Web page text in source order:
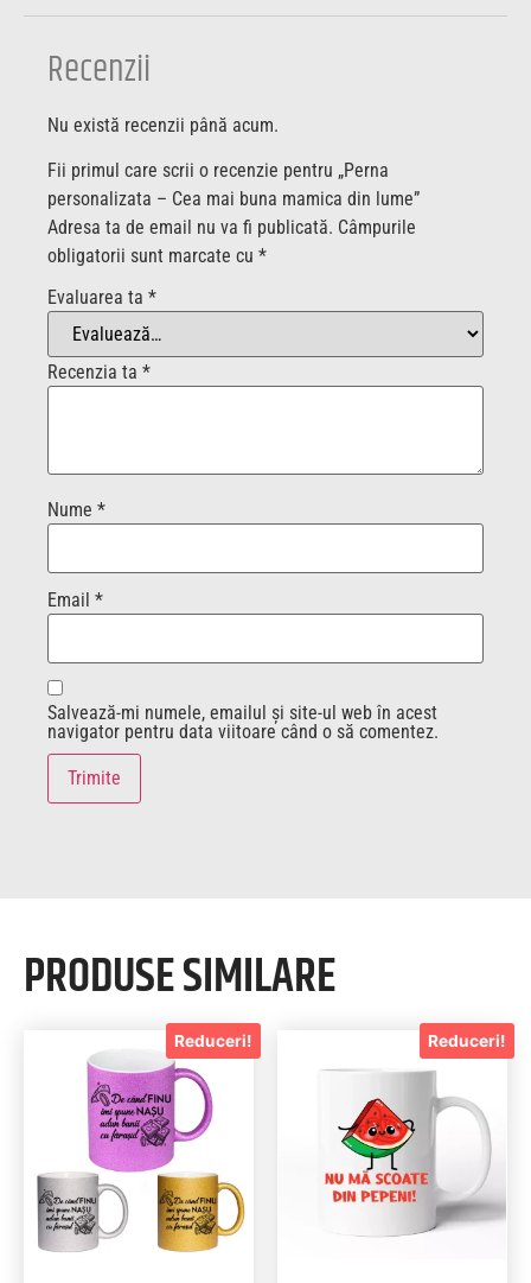
Recenzii
Nu există recenzii până acum.
Fii primul care scrii o recenzie pentru „Perna
personalizata – Cea mai buna mamica din lume”
Adresa ta de email nu va fi publicată. Câmpurile
obligatorii sunt marcate cu *
Evaluarea ta *
Recenzia ta *
Nume *
Email *
Salvează-mi numele, emailul și site-ul web în acest
navigator pentru data viitoare când o să comentez.
PRODUSE SIMILARE
Reduceri! Reduceri!